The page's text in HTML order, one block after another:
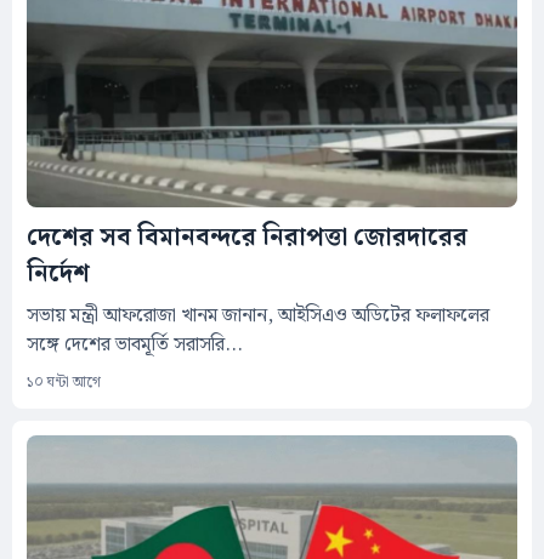
দেশের সব বিমানবন্দরে নিরাপত্তা জোরদারের
নির্দেশ
সভায় মন্ত্রী আফরোজা খানম জানান, আইসিএও অডিটের ফলাফলের
সঙ্গে দেশের ভাবমূর্তি সরাসরি...
১০ ঘন্টা আগে